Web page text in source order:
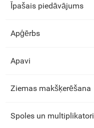
Īpašais piedāvājums
Apģērbs
Apavi
Ziemas makšķerēšana
Spoles un multiplikatori